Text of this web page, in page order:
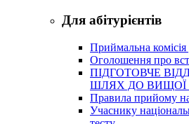
Для абітурієнтів
Приймальна комісія
Оголошення про
ПІДГОТОВЧЕ
ШЛЯХ ДО ВИЩОЇ
Правила прийому
Учаснику